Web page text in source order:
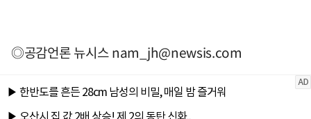
◎공감언론 뉴시스nam_jh@newsis.com